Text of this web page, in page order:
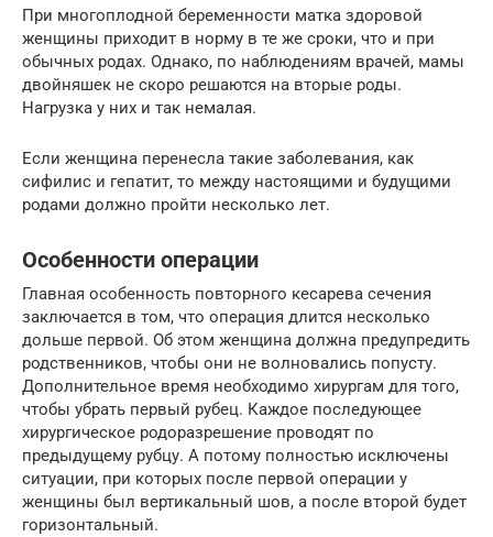
При многоплодной беременности матка здоровой
женщины приходит в норму в те же сроки, что и при
обычных родах. Однако, по наблюдениям врачей, мамы
двойняшек не скоро решаются на вторые роды.
Нагрузка у них и так немалая.
Если женщина перенесла такие заболевания, как
сифилис и гепатит, то между настоящими и будущими
родами должно пройти несколько лет.
Особенности операции
Главная особенность повторного кесарева сечения
заключается в том, что операция длится несколько
дольше первой. Об этом женщина должна предупредить
родственников, чтобы они не волновались попусту.
Дополнительное время необходимо хирургам для того,
чтобы убрать первый рубец. Каждое последующее
хирургическое родоразрешение проводят по
предыдущему рубцу. А потому полностью исключены
ситуации, при которых после первой операции у
женщины был вертикальный шов, а после второй будет
горизонтальный.